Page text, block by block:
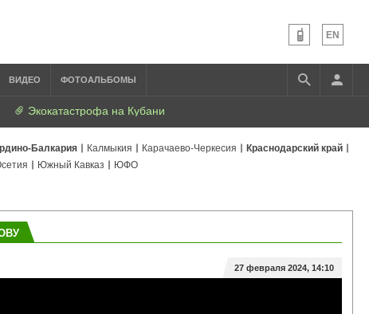
EN
ВИДЕО ФОТОАЛЬБОМЫ
Экокатастрофа на Кубани
Балкария Калмыкия Карачаево-Черкесия
Краснодарский край
Южный Кавказ ЮФО
27 февраля 2024, 14:10